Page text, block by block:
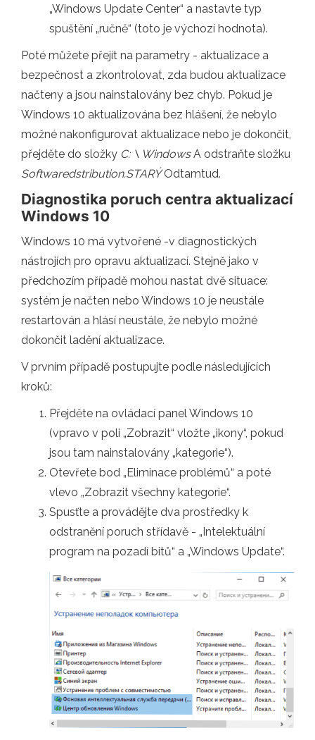
„Windows Update Center“ a nastavte typ
spuštění „ručně“ (toto je výchozí hodnota).
Poté můžete přejít na parametry - aktualizace a
bezpečnost a zkontrolovat, zda budou aktualizace
načteny a jsou nainstalovány bez chyb. Pokud je
Windows 10 aktualizována bez hlášení, že nebylo
možné nakonfigurovat aktualizace nebo je dokončit,
přejděte do složky C: \ WindowsA odstraňte složku
Softwaredstribution.STARÝOdtamtud.
Diagnostika poruch centra aktualizací
Windows 10
Windows 10 má vytvořené -v diagnostických
nástrojích pro opravu aktualizací. Stejně jako v
předchozím případě mohou nastat dvě situace:
systém je načten nebo Windows 10 je neustále
restartován a hlásí neustále, že nebylo možné
dokončit ladění aktualizace.
V prvním případě postupujte podle následujících
kroků:
Přejděte na ovládací panel Windows 10
(vpravo v poli „Zobrazit“ vložte „ikony“, pokud
jsou tam nainstalovány „kategorie“).
Otevřete bod „Eliminace problémů“ a poté
vlevo „Zobrazit všechny kategorie“.
Spusťte a provádějte dva prostředky k
odstranění poruch střídavě - „Intelektuální
program na pozadí bitů“ a „Windows Update“.